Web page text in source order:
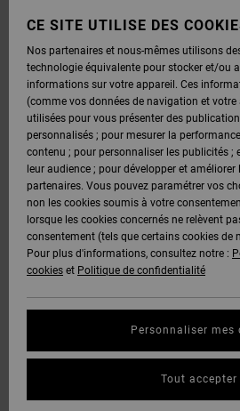
CE SITE UTILISE DES
Nos partenaires et nous-mêmes utilisons
technologie équivalente pour stocker et/ou
informations sur votre appareil. Ces
(comme vos données de navigation et votre
utilisées pour vous présenter des
personnalisés ; pour mesurer la
contenu ; pour personnaliser les publicités ;
leur audience ; pour développer et
partenaires. Vous pouvez paramétrer vos
non les cookies soumis à votre
lorsque les cookies concernés ne relèvent
consentement (tels que certains cookies de
Pour plus d'informations, consultez notre :
cookies et Politique de confidentialité
Personnaliser mes
Tout accepter